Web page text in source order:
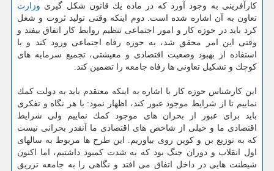
كارآفرینی به وجود آورد كه در ماده یك قانون شكل گیری وزارت
تعاون به آن اشاره شده است. دوم اینكه وقتی تولید ثروت و شغل
كرد باید در حوزه كار و امور اجتماعی تنظیم روابط كار اتفاق بیفتد و
وقتی این امر محقق شد، به حوزه رفاه اجتماعی ورود كند و با
استفاده از بهبود وضعیت اقتصادی و معیشتی، تجمیع سرمایه های
كوچك و تشكیل تعاونی ها رفاه جامعه را تضمین كند.
این كارشناس حوزه كار با اشاره به اینكه معتقدم باید به دولت كمك
نماییم تا از شرایط موجود عبور كند، اظهار نمود: با هر نگاه و تفكری
باید برای عبور از بحران های موجود كمك نماییم ولی شرایط
اقتصادی ما و خیلی از شاخص های اقتصادی ما آنقدر بحرانی نیست
كه به توزیع بن و كوپن روی بیاوریم. این طرح ها مربوط به سالهای
اول انقلاب و دوران جنگ بود كه به شدت كمبود داشتیم، اما اكنون
شیطنت هایی در داخل اتفاق می افتد و نگاهی را به جامعه تزریق